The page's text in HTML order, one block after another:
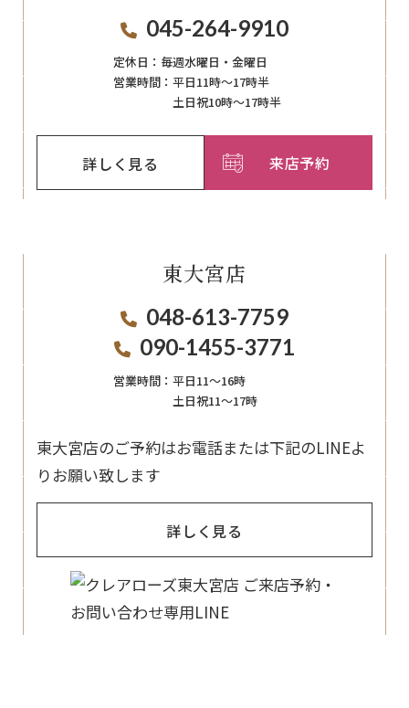
045-264-9910
定休日： 毎週⽔曜⽇‧⾦曜⽇
営業時間： 平日11時～17時半
土日祝10時～17時半
詳しく見る 来店予約
東大宮店
048-613-7759
090-1455-3771
営業時間： 平日11〜16時
土日祝11〜17時
東大宮店のご予約はお電話または下記のLINEよ
りお願い致します
詳しく見る